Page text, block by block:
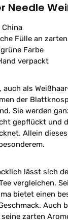
Needle
China
Fülle an
Farbe
verpackt
auch als
der
Sie werden
gepflückt und
Allein
lässt sich
vergleichen.
bietet einen
Auch
seine zarten